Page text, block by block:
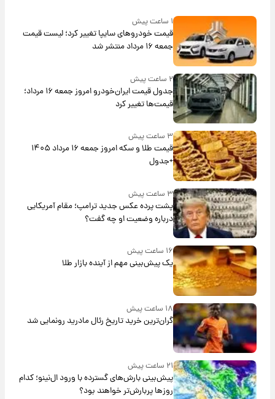
۱ ساعت پیش
قیمت خودروهای سایپا تغییر کرد؛ لیست قیمت
جمعه ۱۶ مرداد منتشر شد
۲ ساعت پیش
جدول قیمت ایران‌خودرو امروز جمعه ۱۶ مرداد؛
قیمت‌ها تغییر کرد
۳ ساعت پیش
قیمت طلا و سکه امروز جمعه ۱۶ مرداد ۱۴۰۵
+جدول
۳ ساعت پیش
پشت پرده عکس جدید ترامپ؛ مقام آمریکایی
درباره وضعیت او چه گفت؟
۱۶ ساعت پیش
یک پیش‌بینی مهم از آینده بازار طلا
۱۸ ساعت پیش
گران‌ترین خرید تاریخ رئال مادرید رونمایی شد
۲۱ ساعت پیش
پیش‌بینی بارش‌های گسترده با ورود ال‌نینو؛ کدام
روزها پربارش‌تر خواهند بود؟